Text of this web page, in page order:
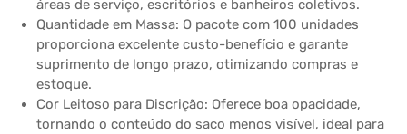
áreas de serviço, escritórios e banheiros coletivos.
Quantidade em Massa: O pacote com 100 unidades
proporciona excelente custo-benefício e garante
suprimento de longo prazo, otimizando compras e
estoque.
Cor Leitoso para Discrição: Oferece boa opacidade,
tornando o conteúdo do saco menos visível, ideal para